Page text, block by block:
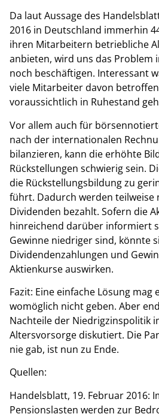
Da laut Aussage des
2016 in Deutschland immerhin
ihren Mitarbeitern betriebliche
anbieten, wird uns das Problem
noch beschäftigen. Interessant
viele Mitarbeiter davon
voraussichtlich in Ruhestand
Vor allem auch für
nach der internationalen
bilanzieren, kann die erhöhte
Rückstellungen schwierig sein.
die Rückstellungsbildung zu
führt. Dadurch werden teilweise
Dividenden bezahlt. Sofern die
hinreichend darüber informiert
Gewinne niedriger sind, könnte
Dividendenzahlungen und
Aktienkurse auswirken.
Fazit: Eine einfache Lösung mag
womöglich nicht geben. Aber
Nachteile der Niedrigzinspolitik
Altersvorsorge diskutiert. Die
nie gab, ist nun zu Ende.
Quellen:
Handelsblatt, 19. Februar 2016:
Pensionslasten werden zur